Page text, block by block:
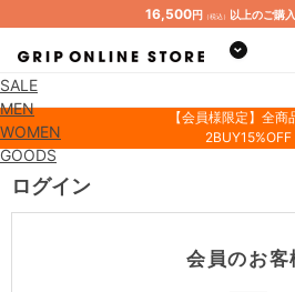
16,500円 （税込） 以上のご購
SALE
MEN
WOMEN
GOODS
【会員様限定】全商
2BUY15%OFF
ログイン
会員のお客